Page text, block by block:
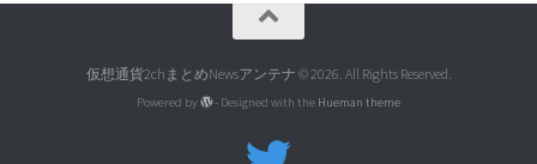
仮想通貨2chまとめNewsアンテナ © 2026. All Rights Reserved.
Powered by - Designed with the Hueman theme